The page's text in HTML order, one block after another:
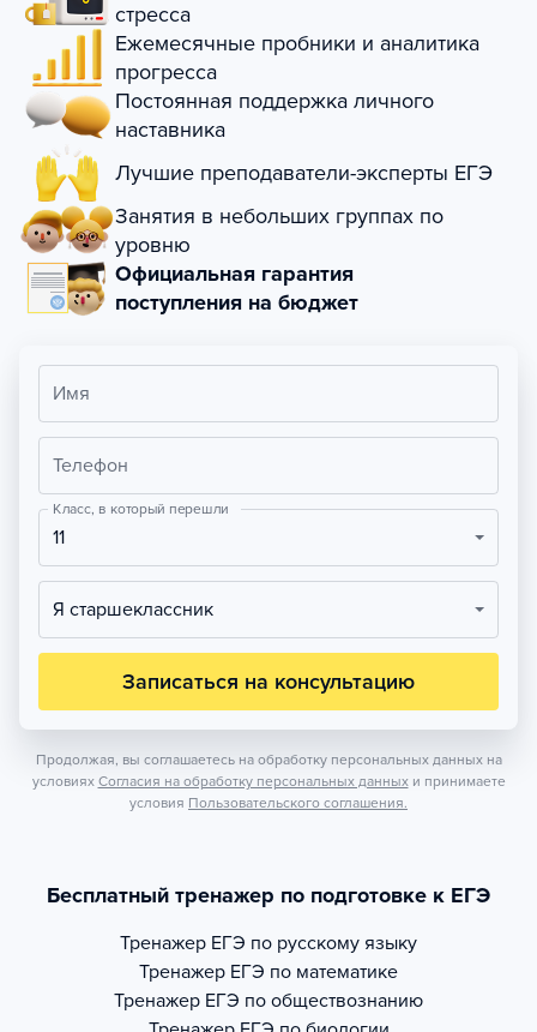
стресса
Ежемесячные пробники и аналитика
прогресса
Постоянная поддержка личного
наставника
Лучшие преподаватели-эксперты ЕГЭ
Занятия в небольших группах по
уровню
Официальная гарантия
поступления на бюджет
Имя
Телефон
Класс, в который перешли
11
Я старшеклассник
Записаться на консультацию
Продолжая, вы соглашаетесь на обработку персональных данных на
условиях Согласия на обработку персональных данных и принимаете
условия Пользовательского соглашения.
Бесплатный тренажер по подготовке к ЕГЭ
Тренажер ЕГЭ по русскому языку
Тренажер ЕГЭ по математике
Тренажер ЕГЭ по обществознанию